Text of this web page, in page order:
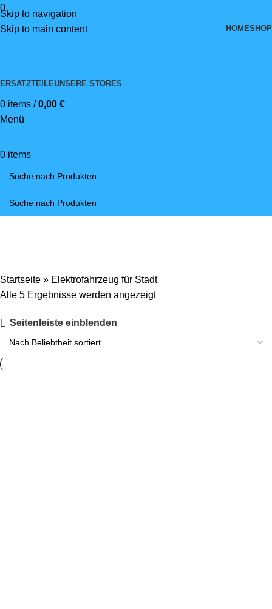
Skip to navigation
Skip to main content
0
HOMESHOP
ERSATZTEILEUNSERE STORES
0 items / 0,00 €
Menü
0 items
Startseite » Elektrofahrzeug für Stadt
Alle 5 Ergebnisse werden angezeigt
Seitenleiste einblenden